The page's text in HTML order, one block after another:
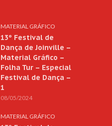
MATERIAL GRÁFICO
13º Festival de
Dança de Joinville –
Material Gráfico –
Folha Tur – Especial
Festival de Dança –
1
08/05/2024
MATERIAL GRÁFICO